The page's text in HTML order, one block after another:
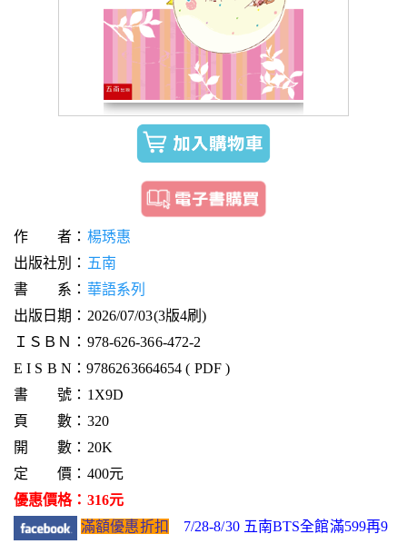
作 者： 楊琇惠
出版社別： 五南
書 系： 華語系列
出版日期：2026/07/03(3版4刷)
ＩＳＢＮ：978-626-366-472-2
E I S B N：9786263664654 ( PDF )
書 號：1X9D
頁 數：320
開 數：20K
定 價：400元
優惠價格：316元
滿額優惠折扣
7/28-8/30 五南BTS全館滿599再9